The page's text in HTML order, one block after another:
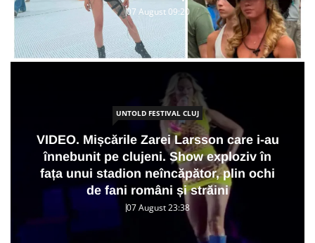
07 August 09:20
UNTOLD FESTIVAL CLUJ
VIDEO. Mișcările Zarei Larsson care i-au
înnebunit pe clujeni. Show exploziv în
fața unui stadion neîncăpător, plin ochi
de fani români și străini
07 August 23:38